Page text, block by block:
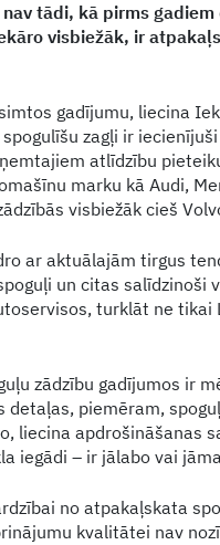
tādi, kā pirms
visbiežāk, ir
gadījumu, liecina
zagļi ir
atlīdzību
marku kā Audi,
visbiežāk cieš
ar aktuālajām tirgus
un citas salīdzinoši
turklāt ne tikai
zādzību gadījumos ir
piemēram,
apdrošināšanas
iegādi – ir jālabo vai
no atpakaļskata
kvalitātei nav